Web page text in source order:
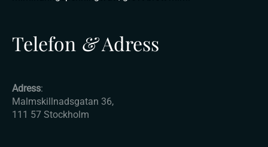
Telefon &Adress
Adress:
Malmskillnadsgatan 36,
111 57 Stockholm